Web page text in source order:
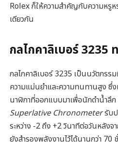
Rolex ก็ให้ความสำคัญกับความหรูห
เดียวกัน
กลไกคาลิเบอร์ 3235
กลไกคาลิเบอร์ 3235 เป็นนวัตกรร
ความแม่นยำและความทนทานสูง
นาฬิกาที่ออกแบบมาเพื่อนักดำน้ำลึก
Superlative Chronometerรับ
ระหว่าง -2 ถึง +2 วินาทีต่อวันหลังจ
ยังสำรองพลังงานไว้ได้นานกว่า 70